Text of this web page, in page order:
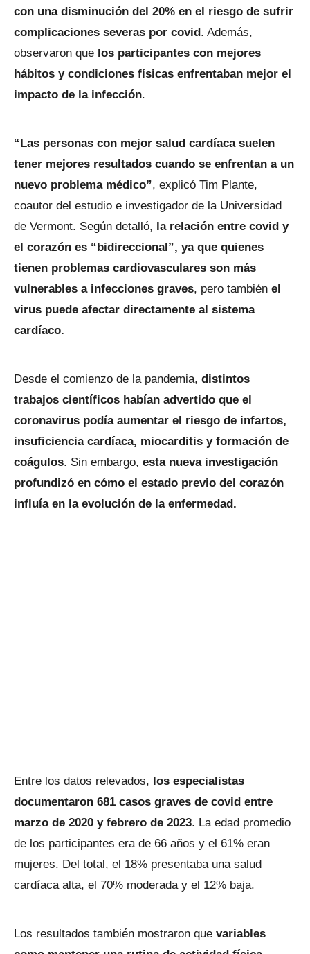
con una disminución del 20% en el riesgo de sufrir
complicaciones severas por covid. Además,
observaron que los participantes con mejores
hábitos y condiciones físicas enfrentaban mejor el
impacto de la infección.
“Las personas con mejor salud cardíaca suelen
tener mejores resultados cuando se enfrentan a un
nuevo problema médico”, explicó Tim Plante,
coautor del estudio e investigador de la Universidad
de Vermont. Según detalló, la relación entre covid y
el corazón es “bidireccional”, ya que quienes
tienen problemas cardiovasculares son más
vulnerables a infecciones graves, pero también el
virus puede afectar directamente al sistema
cardíaco.
Desde el comienzo de la pandemia, distintos
trabajos científicos habían advertido que el
coronavirus podía aumentar el riesgo de infartos,
insuficiencia cardíaca, miocarditis y formación de
coágulos. Sin embargo, esta nueva investigación
profundizó en cómo el estado previo del corazón
influía en la evolución de la enfermedad.
Entre los datos relevados, los especialistas
documentaron 681 casos graves de covid entre
marzo de 2020 y febrero de 2023. La edad promedio
de los participantes era de 66 años y el 61% eran
mujeres. Del total, el 18% presentaba una salud
cardíaca alta, el 70% moderada y el 12% baja.
Los resultados también mostraron que variables